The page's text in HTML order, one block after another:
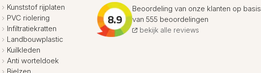
Kunststof rijplaten
PVC riolering
Infiltratiekratten
Landbouwplastic
Kuilkleden
Anti worteldoek
8.9
Beoordeling van onze klanten op basis
van 555 beoordelingen
bekijk alle reviews